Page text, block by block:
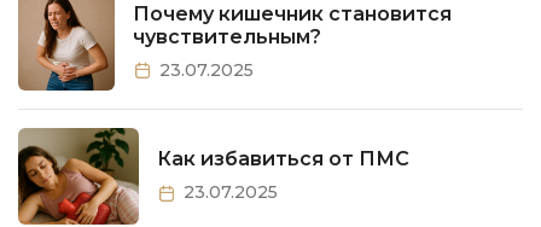
Почему кишечник становится
чувствительным?
23.07.2025
Как избавиться от ПМС
23.07.2025